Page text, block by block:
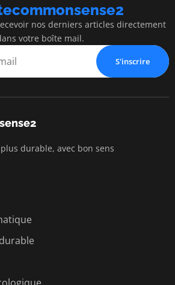
nos derniers articles directement
votre boîte mail.
S'inscrire
durable, avec bon sens